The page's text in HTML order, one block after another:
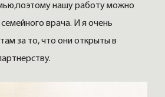
нашу работу можно
врача. И я очень
за то, что они открыты в